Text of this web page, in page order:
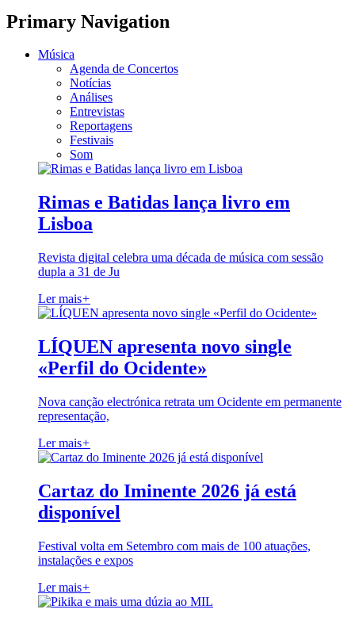
Primary Navigation
Música
Agenda de Concertos
Notícias
Análises
Entrevistas
Reportagens
Festivais
Som
Rimas e Batidas lança livro em
Lisboa
Revista digital celebra uma década de música com sessão
dupla a 31 de Ju
Ler mais+
LÍQUEN apresenta novo single
«Perfil do Ocidente»
Nova canção electrónica retrata um Ocidente em permanente
representação,
Ler mais+
Cartaz do Iminente 2026 já está
disponível
Festival volta em Setembro com mais de 100 atuações,
instalações e expos
Ler mais+